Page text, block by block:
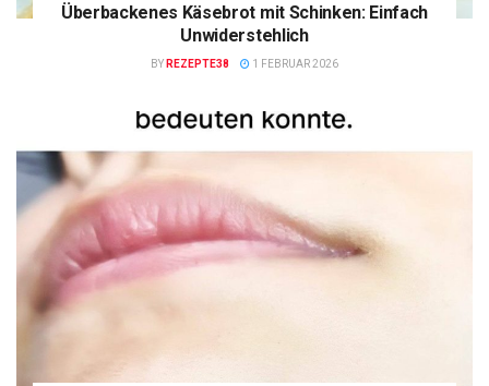
Überbackenes Käsebrot mit Schinken: Einfach
Unwiderstehlich
BY REZEPTE38 1 FEBRUAR 2026